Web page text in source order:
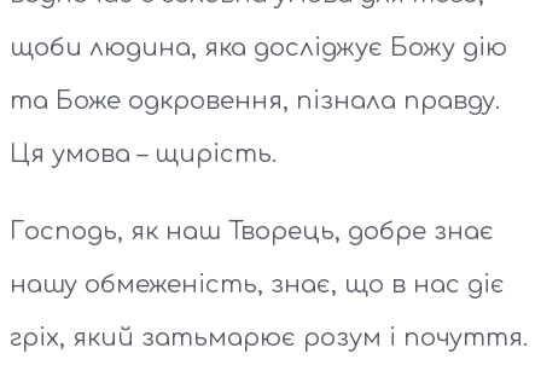
щоби людина, яка досліджує Божу дію
та Боже одкровення, пізнала правду.
Ця умова – щирість.
Господь, як наш Творець, добре знає
нашу обмеженість, знає, що в нас діє
гріх, який затьмарює розум і почуття.